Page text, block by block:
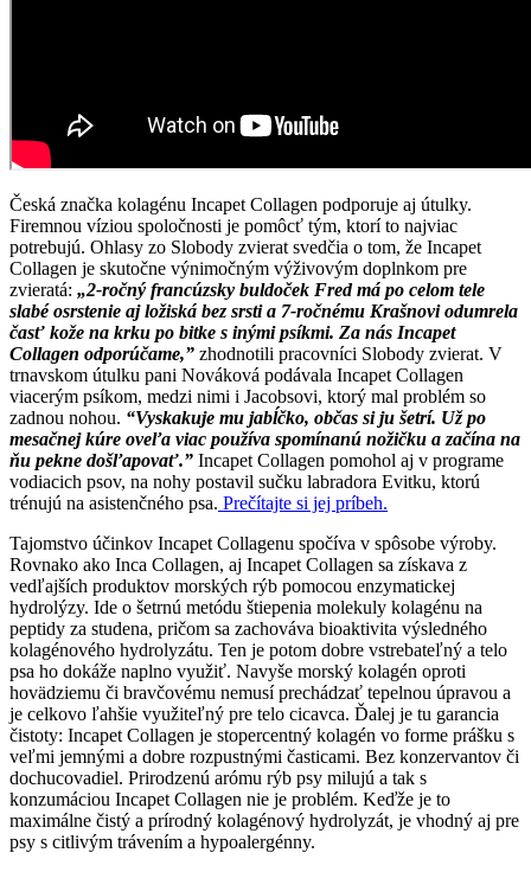
Česká značka kolagénu Incapet Collagen podporuje aj útulky.
Firemnou víziou spoločnosti je pomôcť tým, ktorí to najviac
potrebujú. Ohlasy zo Slobody zvierat svedčia o tom, že Incapet
Collagen je skutočne výnimočným výživovým doplnkom pre
zvieratá: „2-ročný francúzsky buldoček Fred má po celom tele
slabé osrstenie aj ložiská bez srsti a 7-ročnému Krašnovi odumrela
časť kože na krku po bitke s inými psíkmi. Za nás Incapet
Collagen odporúčame,” zhodnotili pracovníci Slobody zvierat. V
trnavskom útulku pani Nováková podávala Incapet Collagen
viacerým psíkom, medzi nimi i Jacobsovi, ktorý mal problém so
zadnou nohou. “Vyskakuje mu jabĺčko, občas si ju šetrí. Už po
mesačnej kúre oveľa viac používa spomínanú nožičku a začína na
ňu pekne došľapovať.” Incapet Collagen pomohol aj v programe
vodiacich psov, na nohy postavil sučku labradora Evitku, ktorú
trénujú na asistenčného psa. Prečítajte si jej príbeh.
Tajomstvo účinkov Incapet Collagenu spočíva v spôsobe výroby.
Rovnako ako Inca Collagen, aj Incapet Collagen sa získava z
vedľajších produktov morských rýb pomocou enzymatickej
hydrolýzy. Ide o šetrnú metódu štiepenia molekuly kolagénu na
peptidy za studena, pričom sa zachováva bioaktivita výsledného
kolagénového hydrolyzátu. Ten je potom dobre vstrebateľný a telo
psa ho dokáže naplno využiť. Navyše morský kolagén oproti
hovädziemu či bravčovému nemusí prechádzať tepelnou úpravou a
je celkovo ľahšie využiteľný pre telo cicavca. Ďalej je tu garancia
čistoty: Incapet Collagen je stopercentný kolagén vo forme prášku s
veľmi jemnými a dobre rozpustnými časticami. Bez konzervantov či
dochucovadiel. Prirodzenú arómu rýb psy milujú a tak s
konzumáciou Incapet Collagen nie je problém. Keďže je to
maximálne čistý a prírodný kolagénový hydrolyzát, je vhodný aj pre
psy s citlivým trávením a hypoalergénny.